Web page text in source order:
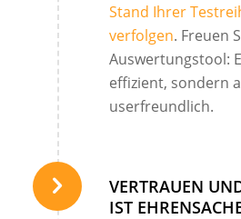
Stand Ihrer
verfolgen. Freuen
Auswertungstool:
effizient, sondern
userfreundlich.
VERTRAUEN
IST